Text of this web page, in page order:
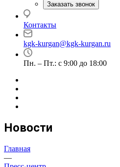
Заказать звонок
Контакты
kgk-kurgan@kgk-kurgan.ru
Пн. – Пт.: с 9:00 до 18:00
Новости
Главная
—